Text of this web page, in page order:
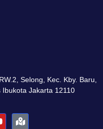
Selong, Kec. Kby. Baru,
Jakarta 12110